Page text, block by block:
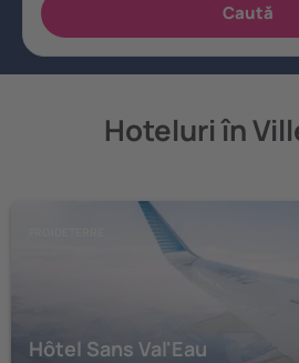
Hoteluri în
Hôtel Sans Val'Eau